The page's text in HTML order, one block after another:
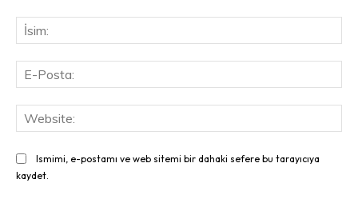
Ismimi, e-postamı ve web sitemi bir dahaki sefere bu tarayıcıya
kaydet.